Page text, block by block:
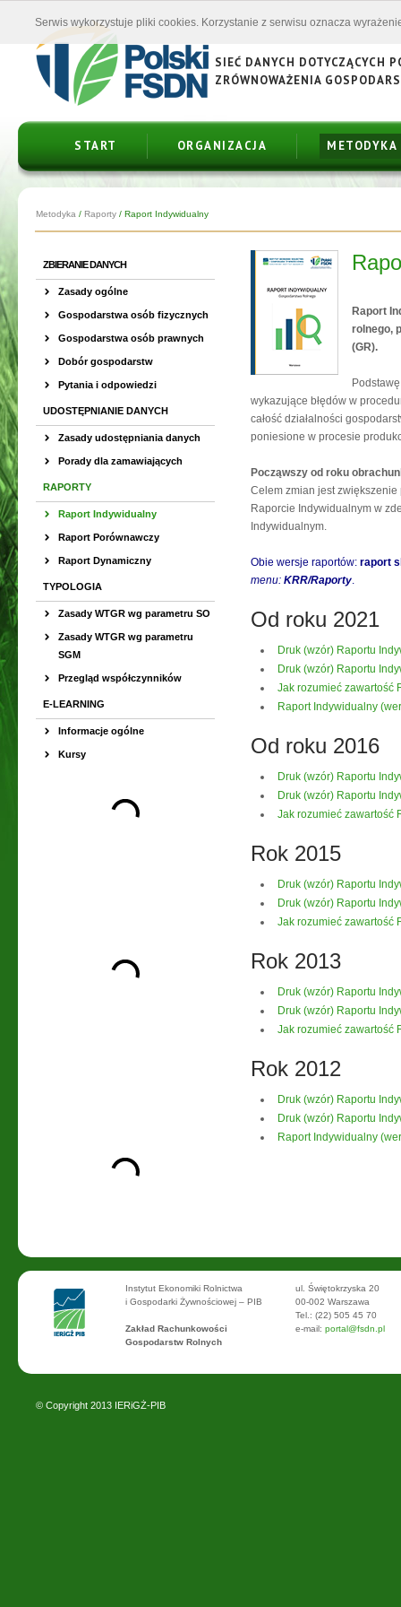
SIEĆ DANYCH DOTYCZĄCYCH
ZRÓWNOWAŻENIA
START ORGANIZACJA METODYKA
Metodyka / Raporty / Raport Indywidualny
ZBIERANIE DANYCH
Zasady ogólne
Gospodarstwa osób fizycznych
Gospodarstwa osób prawnych
Dobór gospodarstw
Pytania i odpowiedzi
UDOSTĘPNIANIE DANYCH
Zasady udostępniania danych
Porady dla zamawiających
RAPORTY
Raport Indywidualny
Raport Porównawczy
Raport Dynamiczny
TYPOLOGIA
Zasady WTGR wg parametru SO
Zasady WTGR wg parametru
SGM
Przegląd współczynników
E-LEARNING
Informacje ogólne
Kursy
Raport
rolnego,
(GR).
wykazujące błędów w
całość działalności
poniesione w procesie
Począwszy od roku
Celem zmian jest
Raporcie Indywidualnym w
Indywidualnym.
Obie wersje raportów: raport
menu: KRR/Raporty.
Od roku 2021
Druk (wzór) Raportu
Druk (wzór) Raportu
Jak rozumieć zawartość
Raport Indywidualny
Od roku 2016
Druk (wzór) Raportu
Druk (wzór) Raportu
Jak rozumieć zawartość
Rok 2015
Druk (wzór) Raportu
Druk (wzór) Raportu
Jak rozumieć zawartość
Rok 2013
Druk (wzór) Raportu
Druk (wzór) Raportu
Jak rozumieć zawartość
Rok 2012
Druk (wzór) Raportu
Druk (wzór) Raportu
Raport Indywidualny
Instytut Ekonomiki Rolnictwa
i Gospodarki Żywnościowej – PIB
Zakład Rachunkowości
Gospodarstw Rolnych
ul. Świętokrzyska 20
00-002 Warszawa
Tel.: (22) 505 45 70
e-mail: portal@fsdn.pl
© Copyright 2013 IERiGŻ-PIB
Serwis wykorzystuje pliki cookies. Korzystanie z serwisu oznacza